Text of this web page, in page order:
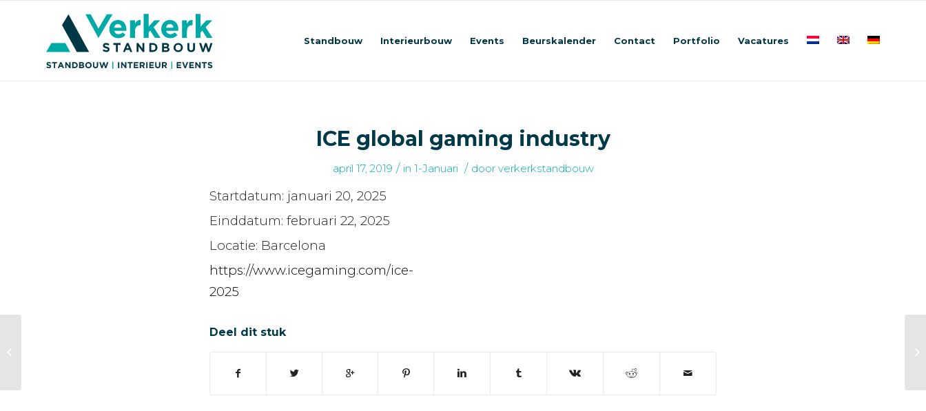
Standbouw Interieurbouw Events Beurskalender Contact Portfolio Vacatures
ICE global gaming industry
april 17, 2019 / in 1-Januari / door verkerkstandbouw
Startdatum: januari 20, 2025
Einddatum: februari 22, 2025
Locatie: Barcelona
https://www.icegaming.com/ice-
2025
Deel dit stuk